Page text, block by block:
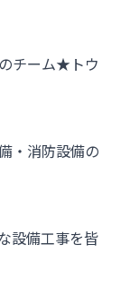
のチーム★トウ
・消防設備の
設備工事を皆